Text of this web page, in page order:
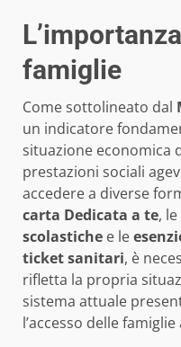
famiglie
Come sottolineato dal
un indicatore
situazione economica
prestazioni sociali
accedere a diverse
carta Dedicata a te, le
scolastiche e le
ticket sanitari, è
rifletta la propria
sistema attuale
l’accesso delle